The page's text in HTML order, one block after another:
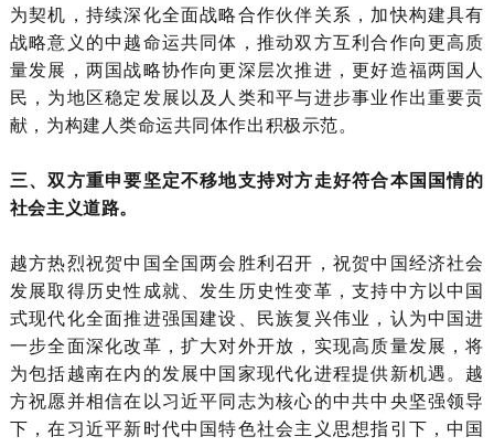
为契机，持续深化全面战略合作伙伴关系，加快构建具有
战略意义的中越命运共同体，推动双方互利合作向更高质
量发展，两国战略协作向更深层次推进，更好造福两国人
民，为地区稳定发展以及人类和平与进步事业作出重要贡
献，为构建人类命运共同体作出积极示范。
三、双方重申要坚定不移地支持对方走好符合本国国情的
社会主义道路。
越方热烈祝贺中国全国两会胜利召开，祝贺中国经济社会
发展取得历史性成就、发生历史性变革，支持中方以中国
式现代化全面推进强国建设、民族复兴伟业，认为中国进
一步全面深化改革，扩大对外开放，实现高质量发展，将
为包括越南在内的发展中国家现代化进程提供新机遇。越
方祝愿并相信在以习近平同志为核心的中共中央坚强领导
下，在习近平新时代中国特色社会主义思想指引下，中国